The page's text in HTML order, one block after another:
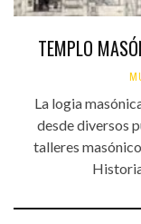
TEMPLO
La logia
desde diversos
talleres